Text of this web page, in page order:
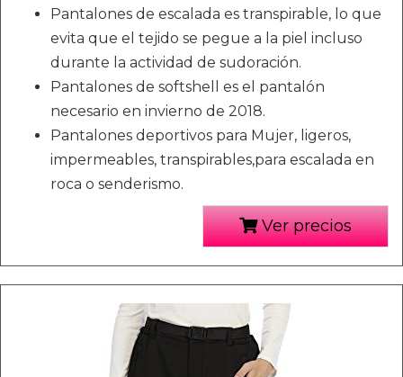
Pantalones de escalada es transpirable, lo que
evita que el tejido se pegue a la piel incluso
durante la actividad de sudoración.
Pantalones de softshell es el pantalón
necesario en invierno de 2018.
Pantalones deportivos para Mujer, ligeros,
impermeables, transpirables,para escalada en
roca o senderismo.
Ver precios